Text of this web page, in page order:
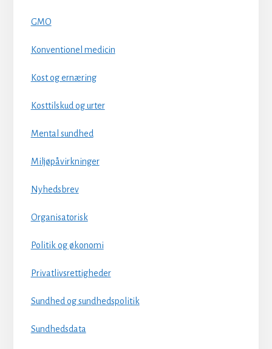
GMO
Konventionel medicin
Kost og ernæring
Kosttilskud og urter
Mental sundhed
Miljøpåvirkninger
Nyhedsbrev
Organisatorisk
Politik og økonomi
Privatlivsrettigheder
Sundhed og sundhedspolitik
Sundhedsdata